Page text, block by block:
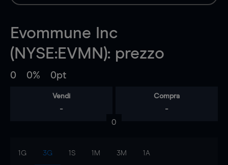
Evommune Inc
(NYSE:EVMN): prezzo
0 0% 0pt
Vendi
-
Compra
-
0
1G 3G 1S 1M 3M 1A